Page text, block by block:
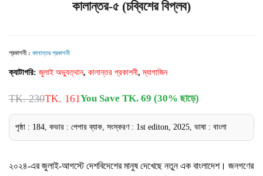
কালান্তর-৫ (চব্বিশের বিপ্লব)
প্রকাশনী : কালান্তর প্রকাশনী
ক্যাটাগরি: জুলাই অভ্যুত্থান, কালান্তর প্রকাশনী,ম্যাগাজিন
TK. 230TK. 161You Save TK. 69 (30% ছাড়ে)
পৃষ্ঠা : 184, কভার : পেপার ব্যাক, সংস্করণ : 1st editon, 2025, ভাষা : বাংলা
২০২৪-এর জুলাই-আগস্টে দেশবিদেশের মানুষ দেখেছে নতুন এক বাংলাদেশ। জনগণের